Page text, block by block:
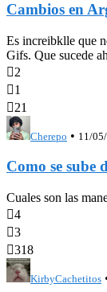
Cambios en
Es increibklle que
Gifs. Que sucede
2
1
21
Cherepo • 11/
Como se sube
Cuales son las
4
3
318
KirbyCachetitos